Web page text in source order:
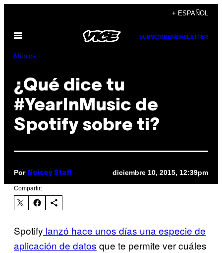
contenido
+ ESPAÑOL
Abrir
SUBSCRIBENEWSLETTER
Música
¿Qué dice tu
#YearInMusic de
Spotify sobre ti?
Por Noisey Staff diciembre 10, 2015, 12:39pm
Compartir:
Spotify lanzó hace unos días una especie de
aplicación de datos que te permite ver cuáles